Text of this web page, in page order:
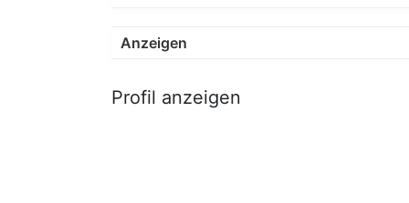
Anzeigen
Profil anzeigen